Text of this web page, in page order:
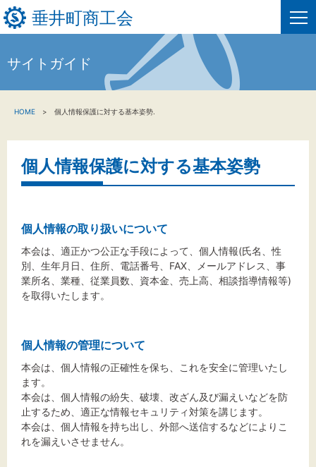
垂井町商工会
新着情報
関係機関の方へ
垂井町商工会情報について
文字サイズ
標準 拡大
サイトガイド
HOME 個人情報保護に対する基本姿勢.
個人情報保護に対する基本姿勢
個人情報の取り扱いについて
本会は、適正かつ公正な手段によって、個人情報(氏名、性
別、生年月日、住所、電話番号、FAX、メールアドレス、事
業所名、業種、従業員数、資本金、売上高、相談指導情報等)
を取得いたします。
個人情報の管理について
本会は、個人情報の正確性を保ち、これを安全に管理いたし
ます。
本会は、個人情報の紛失、破壊、改ざん及び漏えいなどを防
止するため、適正な情報セキュリティ対策を講じます。
本会は、個人情報を持ち出し、外部へ送信するなどによりこ
れを漏えいさせません。